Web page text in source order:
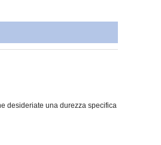
desideriate una durezza specifica